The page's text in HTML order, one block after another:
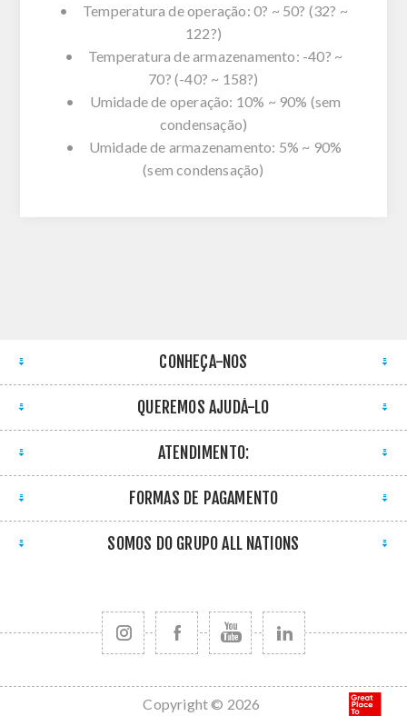
• Temperatura de operação: 0? ~ 50? (32? ~
122?)
• Temperatura de armazenamento: -40? ~
70? (-40? ~ 158?)
• Umidade de operação: 10% ~ 90% (sem
condensação)
• Umidade de armazenamento: 5% ~ 90%
(sem condensação)
CONHEÇA-NOS
QUEREMOS AJUDÁ-LO
ATENDIMENTO:
FORMAS DE PAGAMENTO
SOMOS DO GRUPO ALL NATIONS
Copyright © 2026